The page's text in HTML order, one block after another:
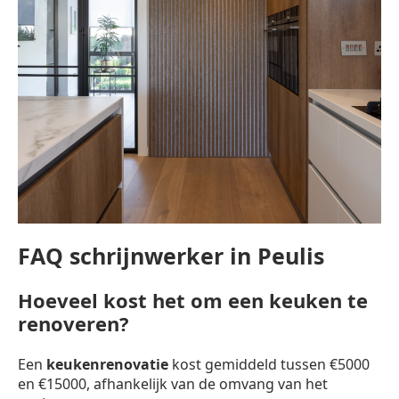
FAQ schrijnwerker in Peulis
Hoeveel kost het om een keuken te
renoveren?
Een keukenrenovatie kost gemiddeld tussen €5000
en €15000, afhankelijk van de omvang van het